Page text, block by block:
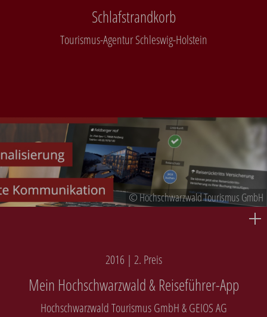
Schlafstrandkorb
Tourismus-Agentur Schleswig-Holstein
© Hochschwarzwald Tourismus GmbH
2016 | 2. Preis
Mein Hochschwarzwald & Reiseführer-App
Hochschwarzwald Tourismus GmbH & GEIOS AG